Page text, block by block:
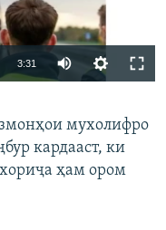
480p
3:31
360p
480p
мухолифро
кардааст, ки
ҳам ором